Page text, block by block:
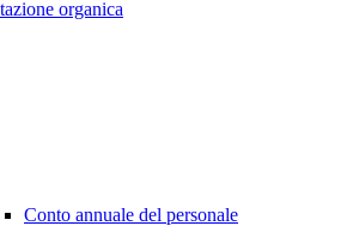
organica
Conto annuale del personale